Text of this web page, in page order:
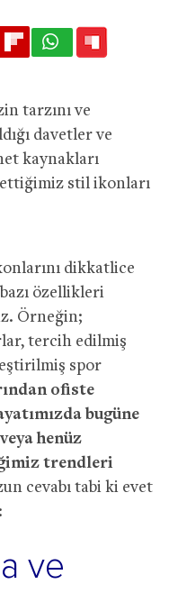
tarzını ve
davetler ve
kaynakları
stil ikonları
dikkatlice
özellikleri
Örneğin;
tercih edilmiş
spor
ofiste
bugüne
henüz
trendleri
cevabı tabi ki evet
ve